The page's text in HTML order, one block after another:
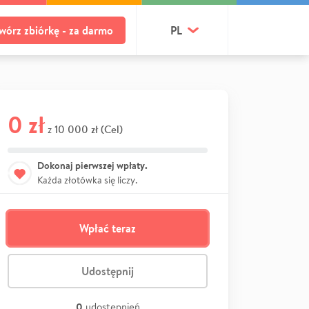
zbiórkę - za darmo PL
0 zł z 10 000 zł (Cel)
Dokonaj pierwszej wpłaty.
Każda złotówka się liczy.
Wpłać teraz
Udostępnij